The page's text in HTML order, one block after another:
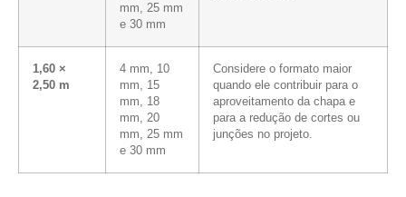
mm, 25 mm
e 30 mm
1,60 ×
2,50 m
4 mm, 10
mm, 15
mm, 18
mm, 20
mm, 25 mm
e 30 mm
Considere o formato maior
quando ele contribuir para o
aproveitamento da chapa e
para a redução de cortes ou
junções no projeto.